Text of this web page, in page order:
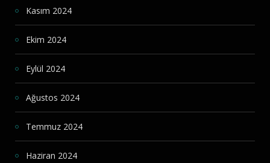
Kasım 2024
Ekim 2024
Eylül 2024
Ağustos 2024
Temmuz 2024
Haziran 2024